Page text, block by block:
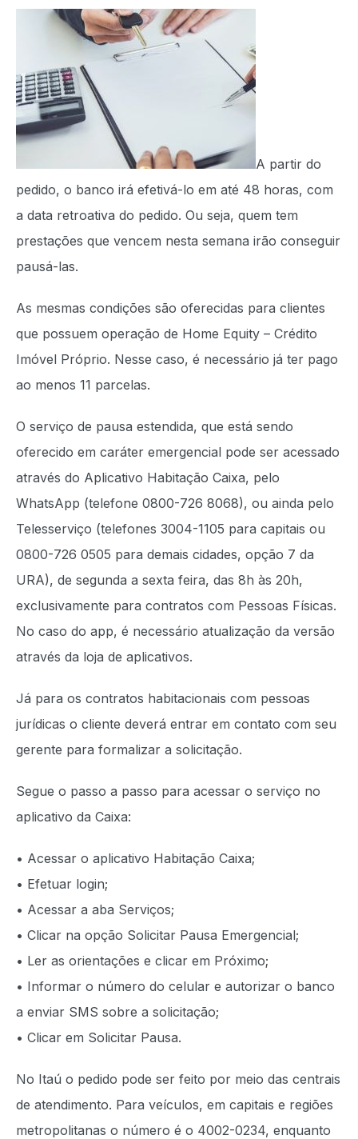
A partir do
pedido, o banco irá efetivá-lo em até 48 horas, com
a data retroativa do pedido. Ou seja, quem tem
prestações que vencem nesta semana irão conseguir
pausá-las.
As mesmas condições são oferecidas para clientes
que possuem operação de Home Equity – Crédito
Imóvel Próprio. Nesse caso, é necessário já ter pago
ao menos 11 parcelas.
O serviço de pausa estendida, que está sendo
oferecido em caráter emergencial pode ser acessado
através do Aplicativo Habitação Caixa, pelo
WhatsApp (telefone 0800-726 8068), ou ainda pelo
Telesserviço (telefones 3004-1105 para capitais ou
0800-726 0505 para demais cidades, opção 7 da
URA), de segunda a sexta feira, das 8h às 20h,
exclusivamente para contratos com Pessoas Físicas.
No caso do app, é necessário atualização da versão
através da loja de aplicativos.
Já para os contratos habitacionais com pessoas
jurídicas o cliente deverá entrar em contato com seu
gerente para formalizar a solicitação.
Segue o passo a passo para acessar o serviço no
aplicativo da Caixa:
• Acessar o aplicativo Habitação Caixa;
• Efetuar login;
• Acessar a aba Serviços;
• Clicar na opção Solicitar Pausa Emergencial;
• Ler as orientações e clicar em Próximo;
• Informar o número do celular e autorizar o banco
a enviar SMS sobre a solicitação;
• Clicar em Solicitar Pausa.
No Itaú o pedido pode ser feito por meio das centrais
de atendimento. Para veículos, em capitais e regiões
metropolitanas o número é o 4002-0234, enquanto